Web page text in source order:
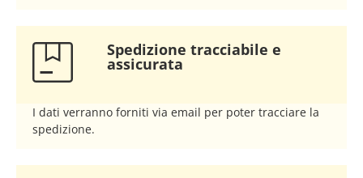
Spedizione tracciabile e
assicurata​
I dati verranno forniti via email per poter tracciare la
spedizione.